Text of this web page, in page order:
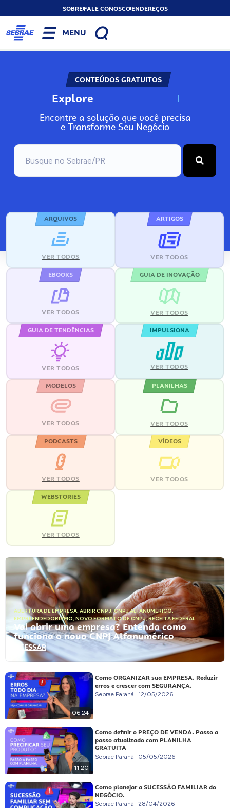
SOBREFALE CONOSCOENDEREÇOS
MENU
CONTEÚDOS GRATUITOS
Explore N
Encontre a solução que você precisa
e Transforme Seu Negócio
ARQUIVOS
VER TODOS
ARTIGOS
VER TODOS
EBOOKS
VER TODOS
GUIA DE INOVAÇÃO
VER TODOS
GUIA DE TENDÊNCIAS
VER TODOS
IMPULSIONA
VER TODOS
MODELOS
VER TODOS
PLANILHAS
VER TODOS
PODCASTS
VER TODOS
VÍDEOS
VER TODOS
WEBSTORIES
VER TODOS
ABERTURA DE EMPRESA, ABRIR CNPJ,CNPJ ALFANUMÉRICO,
EMPREENDEDORISMO, NOVO FORMATO DE CNPJ,RECEITA FEDERAL
Vai abrir uma empresa? Entenda como
funciona o novo CNPJ Alfanumérico
ACESSAR
06:24
Como ORGANIZAR sua EMPRESA. Reduzir
erros e crescer com SEGURANÇA.
Sebrae Paraná 12/05/2026
11:20
Como definir o PREÇO DE VENDA. Passo a
passo atualizado com PLANILHA
GRATUITA
Sebrae Paraná 05/05/2026
Como planejar a SUCESSÃO FAMILIAR do
NEGÓCIO.
Sebrae Paraná 28/04/2026